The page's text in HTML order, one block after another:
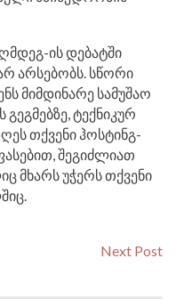
ის დებატში
არსებობს. სწორი
მიმდინარე სამუშაო
ტექნიკურ
თქვენი ჰოსტინგ-
შეგიძლიათ
უჭერს თქვენი
Next Post